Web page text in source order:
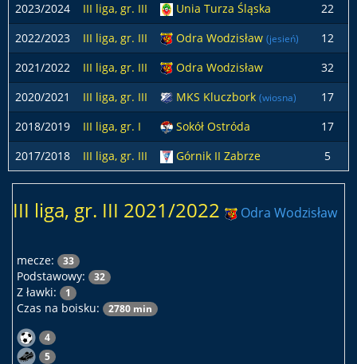
2023/2024
III liga, gr. III Unia Turza Śląska
22
2022/2023
III liga, gr. III Odra Wodzisław (jesień)
12
2021/2022
III liga, gr. III Odra Wodzisław
32
2020/2021
III liga, gr. III MKS Kluczbork (wiosna)
17
2018/2019
III liga, gr. I Sokół Ostróda
17
2017/2018
III liga, gr. III Górnik II Zabrze 5
III liga, gr. III 2021/2022 Odra Wodzisław
mecze: 33
Podstawowy: 32
Z ławki: 1
Czas na boisku: 2780 min
4
5